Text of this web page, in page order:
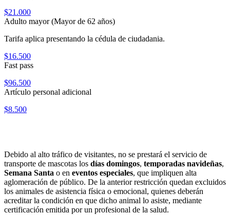
$21.000
Adulto mayor (Mayor de 62 años)
Tarifa aplica presentando la cédula de ciudadania.
$16.500
Fast pass
$96.500
Artículo personal adicional
$8.500
Debido al alto tráfico de visitantes, no se prestará el servicio de
transporte de mascotas los días domingos, temporadas navideñas,
Semana Santa o en eventos especiales, que impliquen alta
aglomeración de público. De la anterior restricción quedan excluidos
los animales de asistencia física o emocional, quienes deberán
acreditar la condición en que dicho animal lo asiste, mediante
certificación emitida por un profesional de la salud.